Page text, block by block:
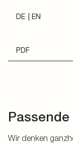
DE EN
PDF
Wir denken